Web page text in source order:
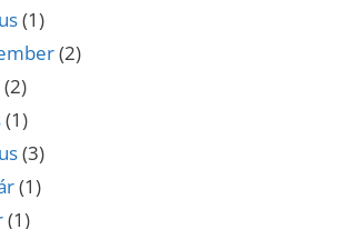
(1)
(2)
(2)
(1)
(3)
(1)
(1)